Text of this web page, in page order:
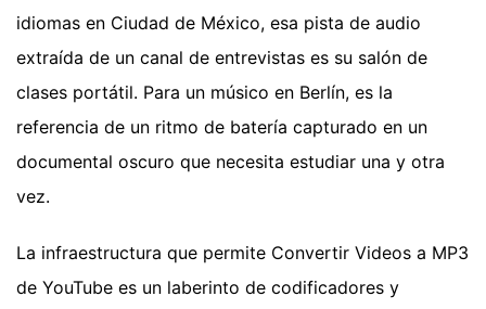
idiomas en Ciudad de México, esa pista de audio
extraída de un canal de entrevistas es su salón de
clases portátil. Para un músico en Berlín, es la
referencia de un ritmo de batería capturado en un
documental oscuro que necesita estudiar una y otra
vez.
La infraestructura que permite Convertir Videos a MP3
de YouTube es un laberinto de codificadores y